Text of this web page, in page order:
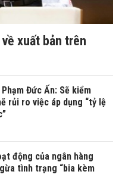
xuất bản trên
Đức Ấn: Sẽ kiểm
rủi ro việc áp dụng “tỷ lệ
động của ngân hàng
tình trạng “bia kèm